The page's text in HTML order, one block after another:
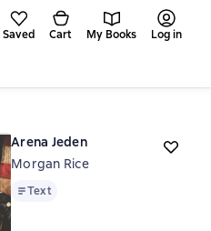
Saved Cart My Books Log in
Arena Jeden
Morgan Rice
TextText